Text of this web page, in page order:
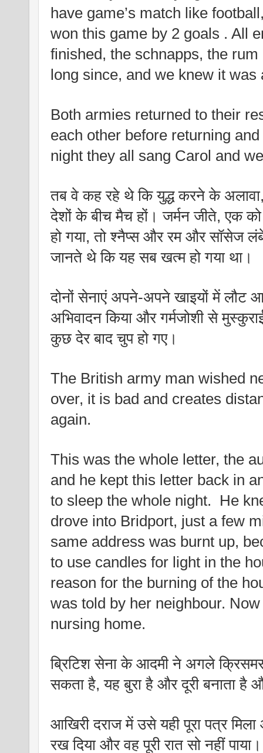
have game’s match like
won this game by 2 goals . All
finished, the schnapps, the
long since, and we knew it was
Both armies returned to their
each other before returning
night they all sang Carol and
तब वे कह रहे थे कि युद्ध करने के
देशों के बीच मैच हों। जर्मन जीते, एक
हो गया, तो श्नैप्स और रम और सॉसेज
जानते थे कि यह सब खत्म हो गया था।
दोनों सेनाएं अपने-अपने खाइयों में लौट
अभिवादन किया और गर्मजोशी से
कुछ देर बाद चुप हो गए।
The British army man wished
over, it is bad and creates
again.
This was the whole letter, the
and he kept this letter back in
to sleep the whole night.  He
drove into Bridport, just a few
same address was burnt up,
to use candles for light in the
reason for the burning of the
was told by her neighbour.
nursing home.
ब्रिटिश सेना के आदमी ने अगले क्रिसमस
सकता है, यह बुरा है और दूरी बनाता है
आखिरी दराज में उसे यही पूरा पत्र
रख दिया और वह पूरी रात सो नहीं